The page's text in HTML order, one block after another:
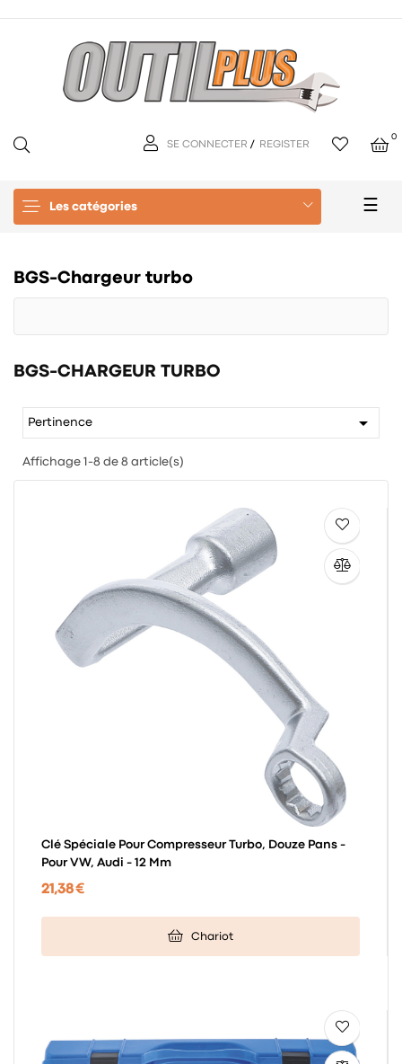
SE CONNECTER / REGISTER
0
Les catégories ☰
BGS-Chargeur turbo
BGS-CHARGEUR TURBO
Pertinence 
Affichage 1-8 de 8 article(s)
Clé Spéciale Pour Compresseur Turbo, Douze Pans -
Pour VW, Audi - 12 Mm
21,38 €
Chariot